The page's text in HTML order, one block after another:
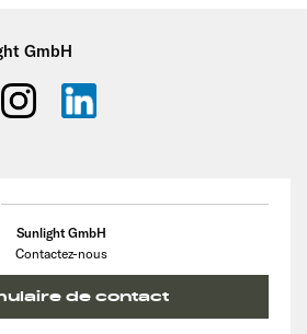
GmbH
Sunlight GmbH
Contactez-nous
de contact